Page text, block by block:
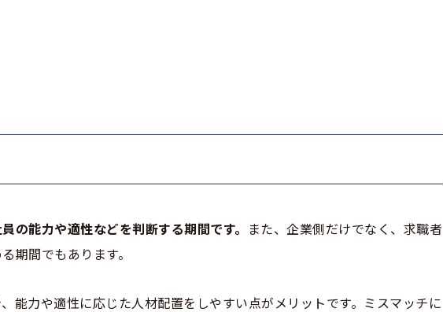
の能力や適性などを判断する期間です。 また、企業側だけでなく、求職者
期間でもあります。
能力や適性に応じた人材配置をしやすい点がメリットです。ミスマッチに